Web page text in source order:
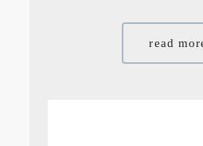
read